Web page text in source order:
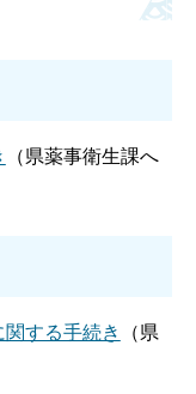
（県薬事衛生課へ
する手続き
（県